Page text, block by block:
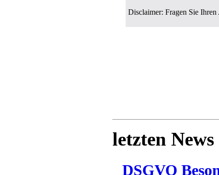
Disclaimer: Fragen Sie Ihren
letzten News
DSGVO